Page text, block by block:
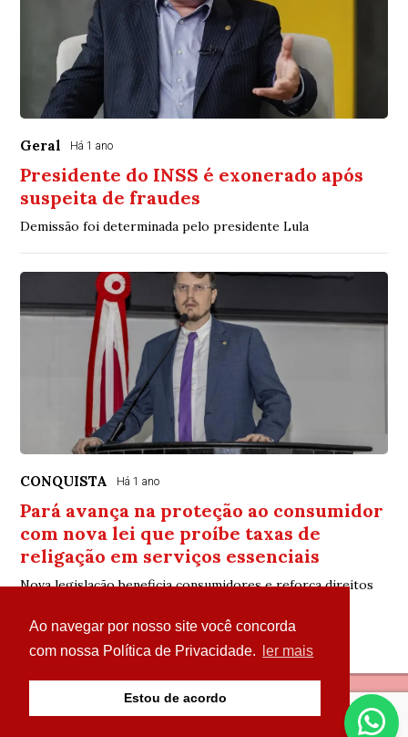
Ao navegar por nosso site você concorda
com nossa Política de Privacidade.
ler mais
Estou de acordo
Geral Há 1 ano
Presidente do INSS é exonerado após
suspeita de fraudes
Demissão foi determinada pelo presidente Lula
CONQUISTA Há 1 ano
Pará avança na proteção ao consumidor
com nova lei que proíbe taxas de
religação em serviços essenciais
Nova legislação beneficia consumidores e reforça direitos
© Copyright 2026 - Portal Parazão Tem de Tudo - Todos